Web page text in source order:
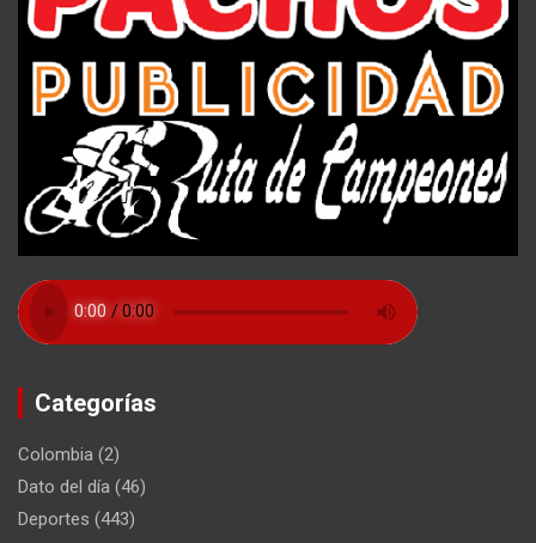
Categorías
Colombia (2)
Dato del día (46)
Deportes (443)